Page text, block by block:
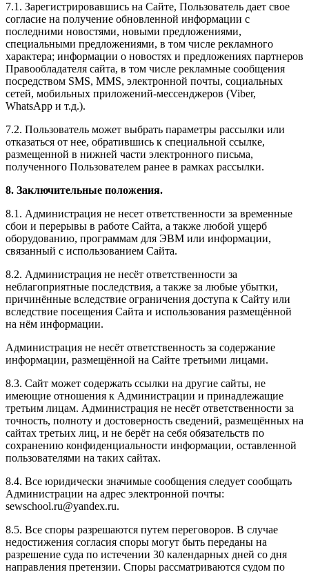
7.1. Зарегистрировавшись на Сайте, Пользователь дает свое
согласие на получение обновленной информации с
последними новостями, новыми предложениями,
специальными предложениями, в том числе рекламного
характера; информации о новостях и предложениях партнеров
Правообладателя сайта, в том числе рекламные сообщения
посредством SMS, MMS, электронной почты, социальных
сетей, мобильных приложений-мессенджеров (Viber,
WhatsApp и т.д.).
7.2. Пользователь может выбрать параметры рассылки или
отказаться от нее, обратившись к специальной ссылке,
размещенной в нижней части электронного письма,
полученного Пользователем ранее в рамках рассылки.
8. Заключительные положения.
8.1. Администрация не несет ответственности за временные
сбои и перерывы в работе Сайта, а также любой ущерб
оборудованию, программам для ЭВМ или информации,
связанный с использованием Сайта.
8.2. Администрация не несёт ответственности за
неблагоприятные последствия, а также за любые убытки,
причинённые вследствие ограничения доступа к Сайту или
вследствие посещения Сайта и использования размещённой
на нём информации.
Администрация не несёт ответственность за содержание
информации, размещённой на Сайте третьими лицами.
8.3. Сайт может содержать ссылки на другие сайты, не
имеющие отношения к Администрации и принадлежащие
третьим лицам. Администрация не несёт ответственности за
точность, полноту и достоверность сведений, размещённых на
сайтах третьих лиц, и не берёт на себя обязательств по
сохранению конфиденциальности информации, оставленной
пользователями на таких сайтах.
8.4. Все юридически значимые сообщения следует сообщать
Администрации на адрес электронной почты:
sewschool.ru@yandex.ru.
8.5. Все споры разрешаются путем переговоров. В случае
недостижения согласия споры могут быть переданы на
разрешение суда по истечении 30 календарных дней со дня
направления претензии. Споры рассматриваются судом по